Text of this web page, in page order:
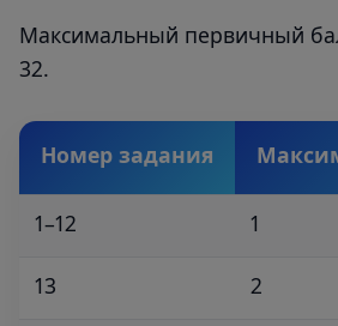
Максимальный первичный
32.
Номер задания
1–12 1
13 2